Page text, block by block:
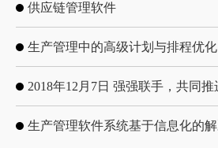
供应链管理软件
生产管理中的高级计划与排程优化